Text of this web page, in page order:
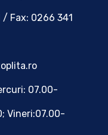
/ Fax: 0266 341
07.00-
Vineri:07.00-